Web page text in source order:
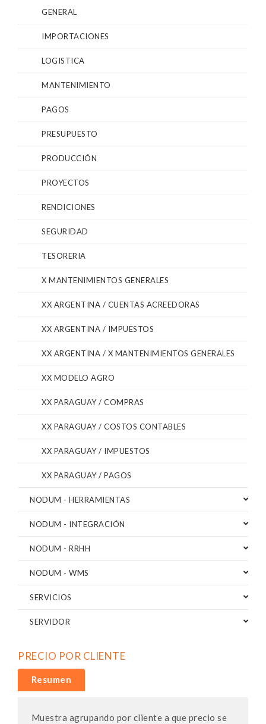
GENERAL
IMPORTACIONES
LOGISTICA
MANTENIMIENTO
PAGOS
PRESUPUESTO
PRODUCCIÓN
PROYECTOS
RENDICIONES
SEGURIDAD
TESORERIA
X MANTENIMIENTOS GENERALES
XX ARGENTINA / CUENTAS ACREEDORAS
XX ARGENTINA / IMPUESTOS
XX ARGENTINA / X MANTENIMIENTOS GENERALES
XX MODELO AGRO
XX PARAGUAY / COMPRAS
XX PARAGUAY / COSTOS CONTABLES
XX PARAGUAY / IMPUESTOS
XX PARAGUAY / PAGOS
NODUM - HERRAMIENTAS
NODUM - INTEGRACIÓN
NODUM - RRHH
NODUM - WMS
SERVICIOS
SERVIDOR
PRECIO POR CLIENTE
Resumen
Muestra agrupando por cliente a que precio se